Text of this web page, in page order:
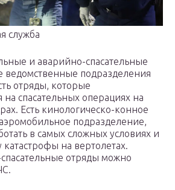
служба
и аварийно-спасательные
ведомственные подразделения
отряды, которые
спасательных операциях на
Есть кинологическо-конное
подразделение,
в самых сложных условиях и
на вертолетах.
отряды можно